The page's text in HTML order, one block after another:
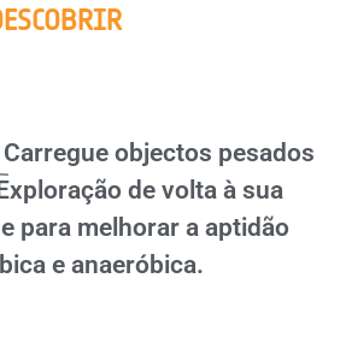
Carregue objectos pesados
de volta à sua
para melhorar a aptidão
e anaeróbica.